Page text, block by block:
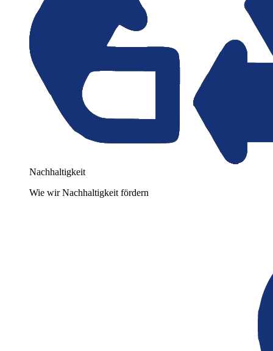
Nachhaltigkeit
Wie wir Nachhaltigkeit fördern